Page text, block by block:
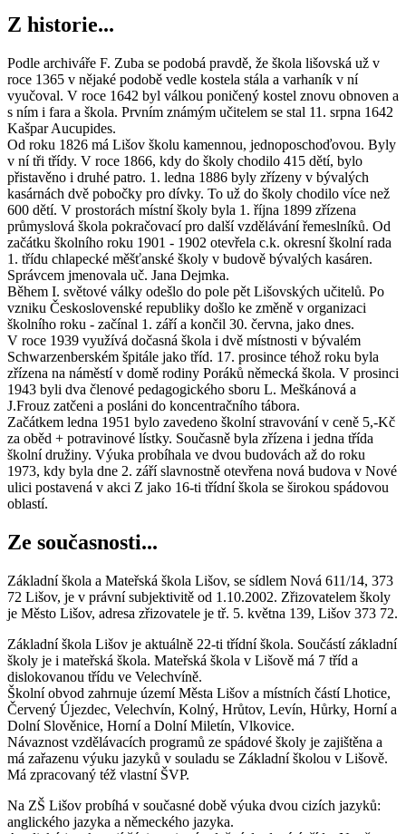
Z historie...
Podle archiváře F. Zuba se podobá pravdě, že škola lišovská už v
roce 1365 v nějaké podobě vedle kostela stála a varhaník v ní
vyučoval. V roce 1642 byl válkou poničený kostel znovu obnoven a
s ním i fara a škola. Prvním známým učitelem se stal 11. srpna 1642
Kašpar Aucupides.
Od roku 1826 má Lišov školu kamennou, jednoposchoďovou. Byly
v ní tři třídy. V roce 1866, kdy do školy chodilo 415 dětí, bylo
přistavěno i druhé patro. 1. ledna 1886 byly zřízeny v bývalých
kasárnách dvě pobočky pro dívky. To už do školy chodilo více než
600 dětí. V prostorách místní školy byla 1. října 1899 zřízena
průmyslová škola pokračovací pro další vzdělávání řemeslníků. Od
začátku školního roku 1901 - 1902 otevřela c.k. okresní školní rada
1. třídu chlapecké měšťanské školy v budově bývalých kasáren.
Správcem jmenovala uč. Jana Dejmka.
Během I. světové války odešlo do pole pět Lišovských učitelů. Po
vzniku Československé republiky došlo ke změně v organizaci
školního roku - začínal 1. září a končil 30. června, jako dnes.
V roce 1939 využívá dočasná škola i dvě místnosti v bývalém
Schwarzenberském špitále jako tříd. 17. prosince téhož roku byla
zřízena na náměstí v domě rodiny Poráků německá škola. V prosinci
1943 byli dva členové pedagogického sboru L. Meškánová a
J.Frouz zatčeni a posláni do koncentračního tábora.
Začátkem ledna 1951 bylo zavedeno školní stravování v ceně 5,-Kč
za oběd + potravinové lístky. Současně byla zřízena i jedna třída
školní družiny. Výuka probíhala ve dvou budovách až do roku
1973, kdy byla dne 2. září slavnostně otevřena nová budova v Nové
ulici postavená v akci Z jako 16-ti třídní škola se širokou spádovou
oblastí.
Ze současnosti...
Základní škola a Mateřská škola Lišov, se sídlem Nová 611/14, 373
72 Lišov, je v právní subjektivitě od 1.10.2002. Zřizovatelem školy
je Město Lišov, adresa zřizovatele je tř. 5. května 139, Lišov 373 72.
Základní škola Lišov je aktuálně 22-ti třídní škola. Součástí základní
školy je i mateřská škola. Mateřská škola v Lišově má 7 tříd a
dislokovanou třídu ve Velechvíně.
Školní obvod zahrnuje území Města Lišov a místních částí Lhotice,
Červený Újezdec, Velechvín, Kolný, Hrůtov, Levín, Hůrky, Horní a
Dolní Slověnice, Horní a Dolní Miletín, Vlkovice.
Návaznost vzdělávacích programů ze spádové školy je zajištěna a
má zařazenu výuku jazyků v souladu se Základní školou v Lišově.
Má zpracovaný též vlastní ŠVP.
Na ZŠ Lišov probíhá v současné době výuka dvou cizích jazyků:
anglického jazyka a německého jazyka.